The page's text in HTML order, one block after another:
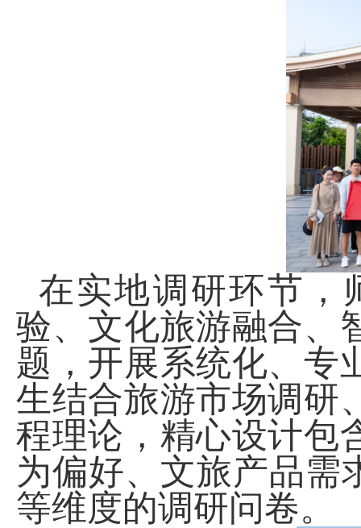
在实地调研环节，
验、文化旅游融合、
题，开展系统化、专
生结合旅游市场调研
程理论，精心设计包
为偏好、文旅产品需
等维度的调研问卷。